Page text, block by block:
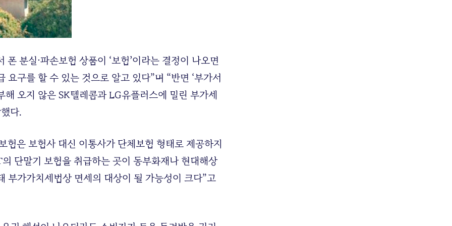
분실⋅파손보험 상품이 ‘보험’이라는 결정이 나오면
구를 할 수 있는 것으로 알고 있다”며 “반면 ‘부가서
오지 않은 SK텔레콤과 LG유플러스에 밀린 부가세
다.
험은 보험사 대신 이통사가 단체보험 형태로 제공하지
단말기 보험을 취급하는 곳이 동부화재나 현대해상
부가가치세법상 면세의 대상이 될 가능성이 크다”고